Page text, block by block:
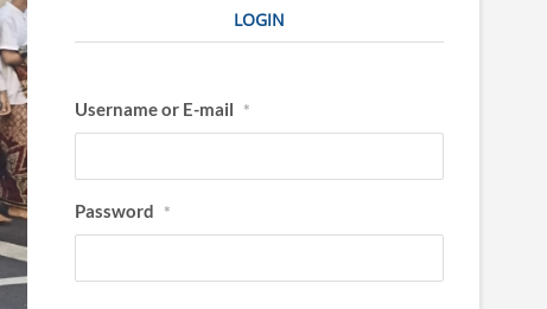
LOGIN
Username or E-mail *
Password *